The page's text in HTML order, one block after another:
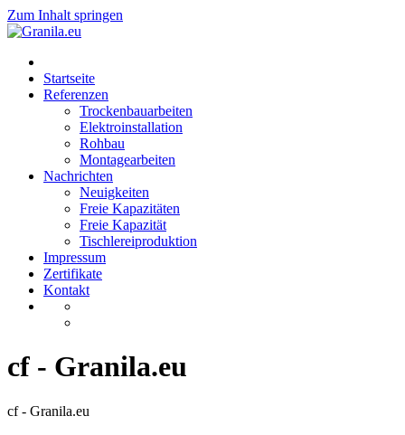
Zum Inhalt springen
Startseite
Referenzen
Trockenbauarbeiten
Elektroinstallation
Rohbau
Montagearbeiten
Nachrichten
Neuigkeiten
Freie Kapazitäten
Freie Kapazität
Tischlereiproduktion
Impressum
Zertifikate
Kontakt
cf - Granila.eu
cf - Granila.eu